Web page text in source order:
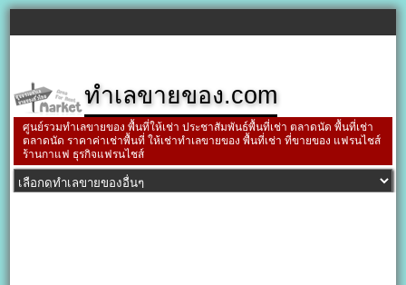
ทำเลขายของ.com
ศูนย์รวมทำเลขายของ พื้นที่ให้เช่า ประชาสัมพันธ์พื้นที่เช่า ตลาดนัด พื้นที่เช่า
ตลาดนัด ราคาค่าเช่าพื้นที่ ให้เช่าทำเลขายของ พื้นที่เช่า ที่ขายของ แฟรนไชส์
ร้านกาแฟ ธุรกิจแฟรนไชส์